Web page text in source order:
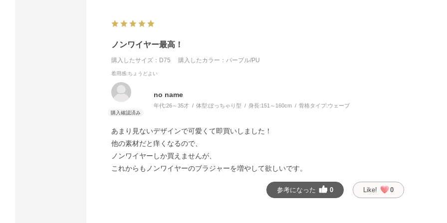
ノンワイヤー最高！
購入したサイズ：D75 購入したカラー：パープル/PU
着用感:ちょうどよい
no name
年代:26～35才 体型:ぽっちゃり型 身長:151～160cm 骨格タイプ:ウェーブ
あまり見ないデザインで可愛くて即買いしました！
他の素材だと痒くなるので、
ノンワイヤーしか買えませんが、
これからもノンワイヤーのブラジャーを増やして欲しいです。
参考になった 0 Like! 0